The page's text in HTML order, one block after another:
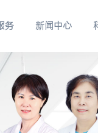
务 新闻中心
微信服务号